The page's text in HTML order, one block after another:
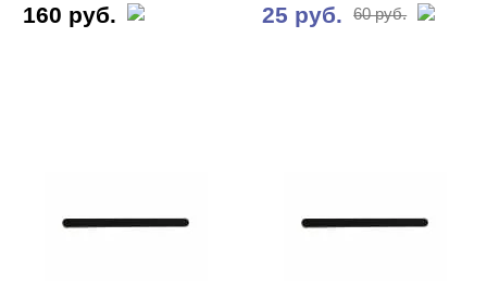
160 руб. 25 руб. 60 руб.